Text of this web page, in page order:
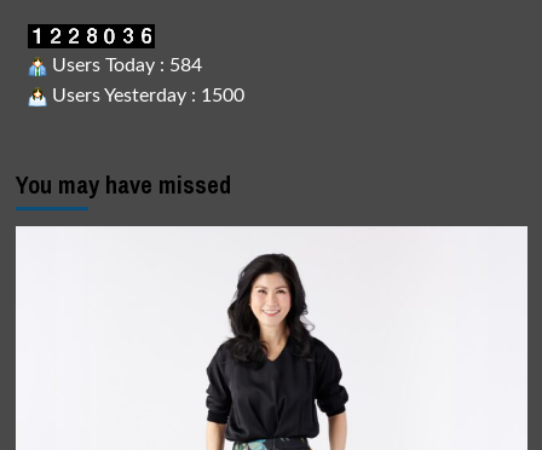
Users Today : 584
Users Yesterday : 1500
You may have missed